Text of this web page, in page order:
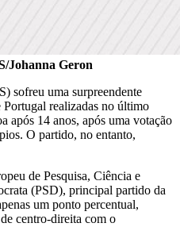
Johanna Geron
sofreu uma surpreendente
Portugal realizadas no último
após 14 anos, após uma votação
O partido, no entanto,
de Pesquisa, Ciência e
(PSD), principal partido da
um ponto percentual,
centro-direita com o